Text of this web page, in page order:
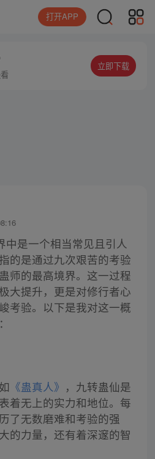
打开APP
立即下载
中是一个相当常见且引人
的是通过九次艰苦的考验
师的最高境界。这一过程
大提升，更是对修行者心
考验。以下是我对这一概
《蛊真人》 ，九转蛊仙是
着无上的实力和地位。每
了无数磨难和考验的强
的力量，还有着深邃的智